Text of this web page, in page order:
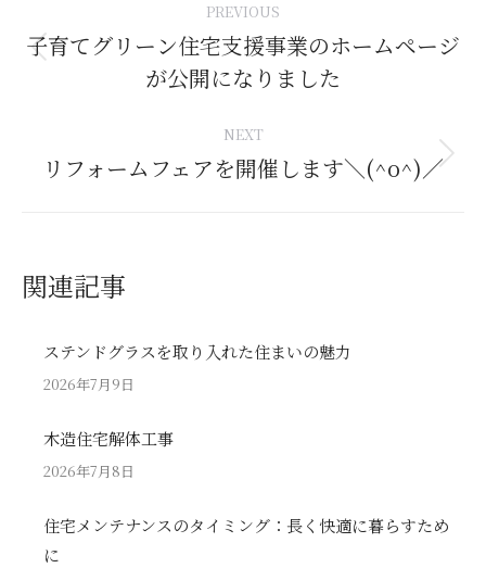
navigation
PREVIOUS
Previous
post:
子育てグリーン住宅支援事業のホームページ
が公開になりました
NEXT
Next
リフォームフェアを開催します＼(^o^)／
関連記事
ステンドグラスを取り入れた住まいの魅力
2026年7月9日
木造住宅解体工事
2026年7月8日
住宅メンテナンスのタイミング：長く快適に暮らすため
に